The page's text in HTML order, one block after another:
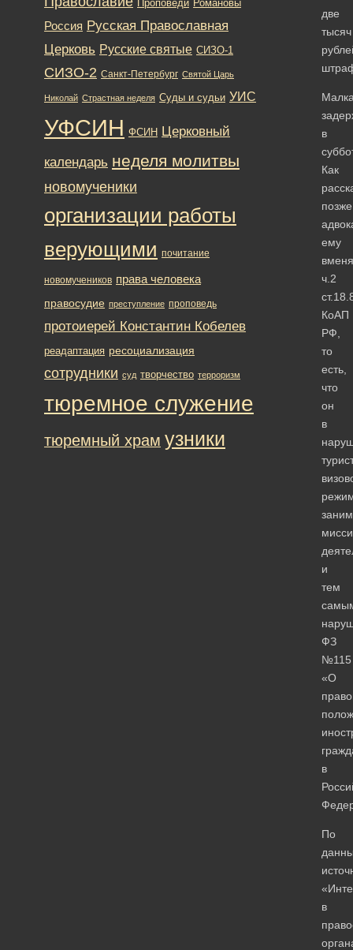
две
тысяч
в
Как
позже
ему
ч.2
КоАП
РФ,
то
есть,
что
он
в
и
тем
ФЗ
№115
«О
в
По
в
Проповеди Романовы
Россия Русская Православная
Церковь Русские святые СИЗО-1
СИЗО-2 Санкт-Петербург Святой Царь
Николай Страстная неделя Суды и судьи УИС
УФСИН ФСИН Церковный
календарь неделя молитвы
новомученики
организации работы
верующими почитание
новомучеников права человека
правосудие преступление проповедь
протоиерей Константин Кобелев
реадаптация ресоциализация
сотрудники суд творчество терроризм
тюремное служение
тюремный храм узники